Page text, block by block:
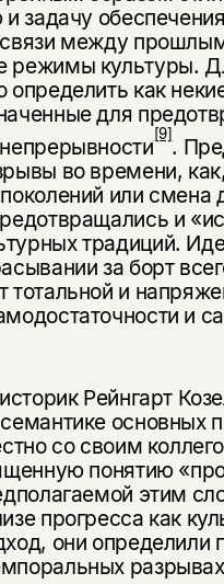
задачу
связи между
режимы культуры.
как
для
[9].
во времени,
или смена
и
традиций.
за борт
и
и
Рейнгарт
основных
со своим
понятию
этим
про­гресса как
они опреде­лили